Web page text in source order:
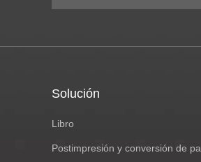
Solución
Libro
Postimpresión y conversión de